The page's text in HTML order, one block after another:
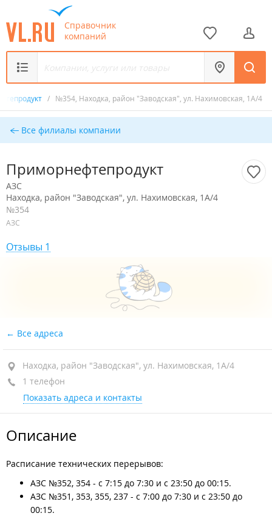
Справочник
компаний
/ №354, Находка, район "Заводская", ул. Нахимовская, 1А/4
Все филиалы компании
Приморнефтепродукт
АЗС
Находка, район "Заводская", ул. Нахимовская, 1А/4
№354
АЗС
Отзывы 1
Все адреса
Находка, район "Заводская", ул. Нахимовская, 1А/4
1 телефон
Показать адреса и контакты
Описание
Расписание технических перерывов:
АЗС №352, 354 - с 7:15 до 7:30 и с 23:50 до 00:15.
АЗС №351, 353, 355, 237 - с 7:00 до 7:30 и с 23:50 до
00:15.